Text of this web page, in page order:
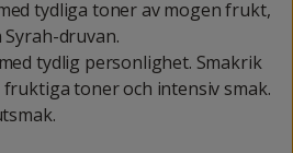
tydliga toner av mogen frukt,
druvan.
tydlig personlighet. Smakrik
toner och intensiv smak.